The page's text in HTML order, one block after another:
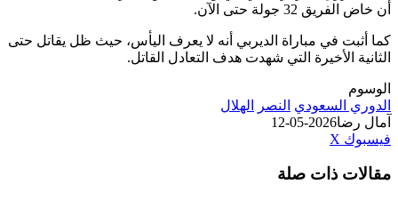
أن خاض الفريق 32 جولة حتى الآن.
كما أثبت في مباراة الديربي أنه لا يعرف اليأس، حيث ظل يقاتل حتى
الثانية الأخيرة التي شهدت هدف التعادل القاتل.
الوسوم
الدوري السعودي النصر
الهلال
آمال رضا2026-05-12
فيسبوك ‫X
البريد
مقالات ذات صلة